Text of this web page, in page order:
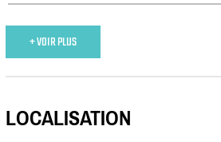
+ VOIR PLUS
LOCALISATION